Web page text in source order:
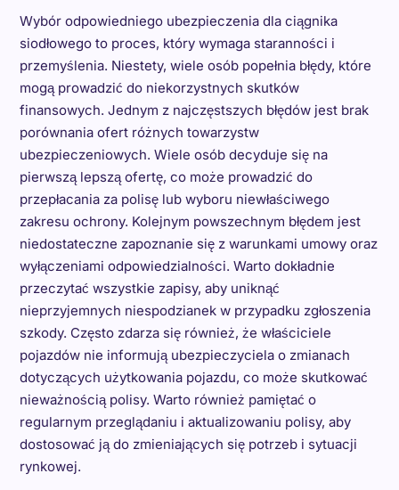
Wybór odpowiedniego ubezpieczenia dla ciągnika
siodłowego to proces, który wymaga staranności i
przemyślenia. Niestety, wiele osób popełnia błędy, które
mogą prowadzić do niekorzystnych skutków
finansowych. Jednym z najczęstszych błędów jest brak
porównania ofert różnych towarzystw
ubezpieczeniowych. Wiele osób decyduje się na
pierwszą lepszą ofertę, co może prowadzić do
przepłacania za polisę lub wyboru niewłaściwego
zakresu ochrony. Kolejnym powszechnym błędem jest
niedostateczne zapoznanie się z warunkami umowy oraz
wyłączeniami odpowiedzialności. Warto dokładnie
przeczytać wszystkie zapisy, aby uniknąć
nieprzyjemnych niespodzianek w przypadku zgłoszenia
szkody. Często zdarza się również, że właściciele
pojazdów nie informują ubezpieczyciela o zmianach
dotyczących użytkowania pojazdu, co może skutkować
nieważnością polisy. Warto również pamiętać o
regularnym przeglądaniu i aktualizowaniu polisy, aby
dostosować ją do zmieniających się potrzeb i sytuacji
rynkowej.